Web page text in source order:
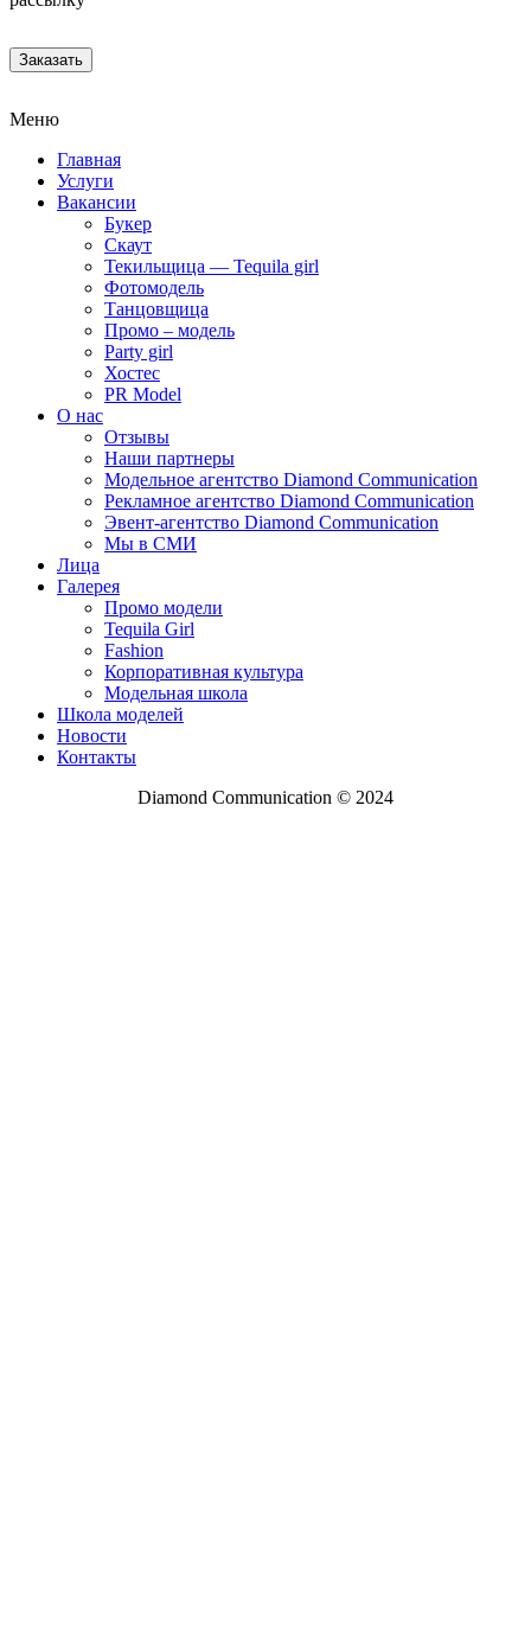
Заказать
Меню
Главная
Услуги
Вакансии
Букер
Скаут
Текильщица — Tequila girl
Фотомодель
Танцовщица
Промо – модель
Party girl
Хостес
PR Model
О нас
Отзывы
Наши партнеры
Модельное агентство Diamond Communication
Рекламное агентство Diamond Communication
Эвент-агентство Diamond Communication
Мы в СМИ
Лица
Галерея
Промо модели
Tequila Girl
Fashion
Корпоративная культура
Модельная школа
Школа моделей
Новости
Контакты
Diamond Communication © 2024